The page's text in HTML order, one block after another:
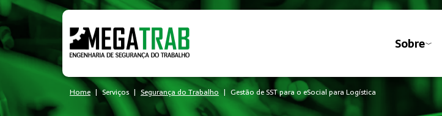
Sobre
Home Serviços Segurança do Trabalho Gestão de SST para o eSocial para Logística